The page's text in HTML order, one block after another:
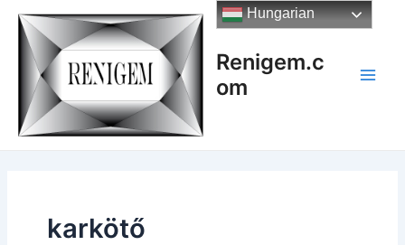
Skip
content
Renigem.c
om
karkötő
Hungarian